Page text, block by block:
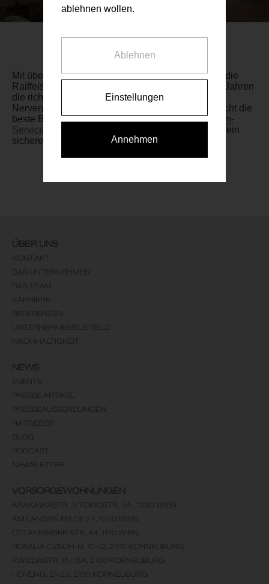
Mit über 1.500 verkauften Vorsorgewohnungen ist die
Raiffeisen Vorsorge Wohnung GmbH seit über 20 Jahren
die richtige Adresse für Ihr Investment ohne
Nervenkitzel! Die perfekte Vorsorgewohnung braucht die
beste Betreuung: Mit unserem Mietenpool (Rundum-
Service-Paket
) ist Ihr Kapital in sicheren Händen - ein
sicherer Hafen für Ihr Kapital!
ÜBER UNS
KONTAKT
DAS UNTERNEHMEN
DAS TEAM
KARRIERE
REFERENZEN
UNTERNEHMENSLEITBILD
NACHHALTIGKEIT
NEWS
EVENTS
PRESSE ARTIKEL
PRESSEAUSSENDUNGEN
RATGEBER
BLOG
PODCAST
NEWSLETTER
VORSORGEWOHNUNGEN
ARAKAWASTR. 3/TOKIOSTR. 5A , 1220 WIEN
AM LANGEN FELDE 24, 1220 WIEN
OTTAKRINGER STR. 44, 1170 WIEN
ROSALIA CZECH-G. 10-12, 2100 KORNEUBURG
KWIZDASTR. 15+15A, 2100 KORNEUBURG
HOVENG. 21-23, 2100 KORNEUBURG
ablehnen wollen.
Ablehnen
Einstellungen
Annehmen